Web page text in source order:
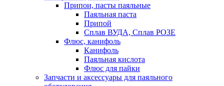
Припои, пасты паяльные
Паяльная паста
Припой
Сплав ВУДА, Сплав РОЗЕ
Флюс, канифоль
Канифоль
Паяльная кислота
Флюс для пайки
Запчасти и аксессуары для паяльного